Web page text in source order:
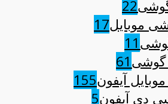
22
موبایل17
11
گوشی61
آیفون155
دی آیفون5